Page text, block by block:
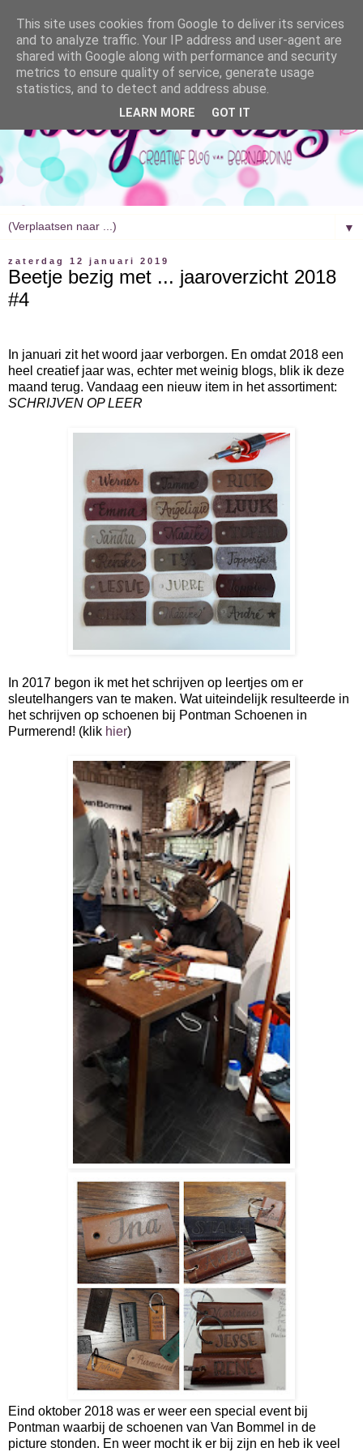
▼
zaterdag 12 januari 2019
Beetje bezig met ... jaaroverzicht 2018
#4
In januari zit het woord jaar verborgen. En omdat 2018 een
heel creatief jaar was, echter met weinig blogs, blik ik deze
maand terug. Vandaag een nieuw item in het assortiment:
SCHRIJVEN OP LEER
In 2017 begon ik met het schrijven op leertjes om er
sleutelhangers van te maken. Wat uiteindelijk resulteerde in
het schrijven op schoenen bij Pontman Schoenen in
Purmerend! (klik hier)
Eind oktober 2018 was er weer een special event bij
Pontman waarbij de schoenen van Van Bommel in de
picture stonden. En weer mocht ik er bij zijn en heb ik veel
This site uses cookies from Google to deliver its services
and to analyze traffic. Your IP address and user-agent are
shared with Google along with performance and security
metrics to ensure quality of service, generate usage
statistics, and to detect and address abuse.
LEARN MORE GOT IT